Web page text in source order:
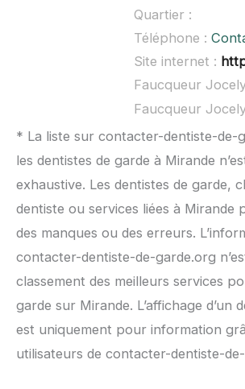
Quartier :
Téléphone :
Site internet : https://
* La liste sur contacter-dentiste-de-
les dentistes de garde à Mirande
exhaustive. Les dentistes de garde,
dentiste ou services liées à Mirande
des manques ou des erreurs.
contacter-dentiste-de-garde.org
classement des meilleurs services
garde sur Mirande. L’affichage d’un
est uniquement pour information
utilisateurs de contacter-dentiste-